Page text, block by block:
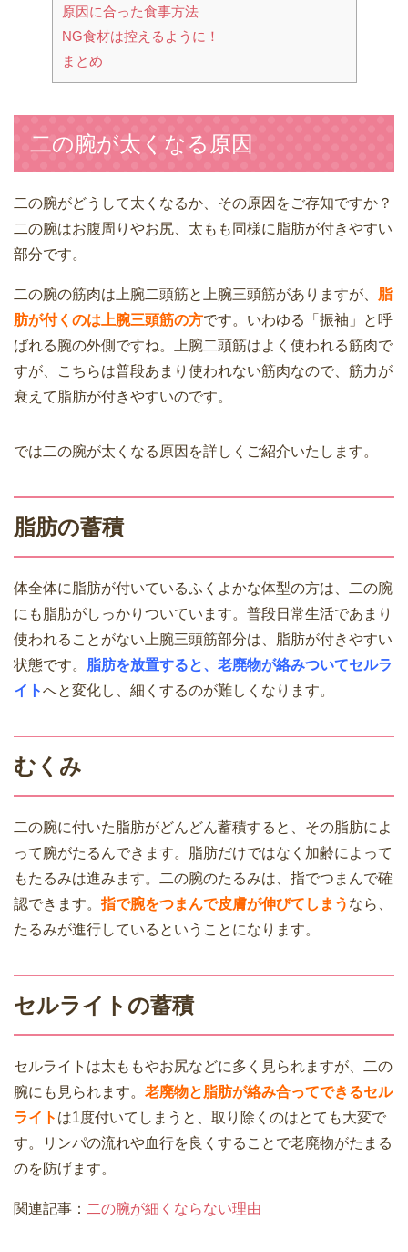
原因に合った食事方法
NG食材は控えるように！
まとめ
二の腕が太くなる原因
二の腕がどうして太くなるか、その原因をご存知ですか？
二の腕はお腹周りやお尻、太もも同様に脂肪が付きやすい
部分です。
二の腕の筋肉は上腕二頭筋と上腕三頭筋がありますが、 脂
肪が付くのは上腕三頭筋の方です。いわゆる「振袖」と呼
ばれる腕の外側ですね。上腕二頭筋はよく使われる筋肉で
すが、こちらは普段あまり使われない筋肉なので、筋力が
衰えて脂肪が付きやすいのです。
では二の腕が太くなる原因を詳しくご紹介いたします。
脂肪の蓄積
体全体に脂肪が付いているふくよかな体型の方は、二の腕
にも脂肪がしっかりついています。普段日常生活であまり
使われることがない上腕三頭筋部分は、脂肪が付きやすい
状態です。 脂肪を放置すると、老廃物が絡みついてセルラ
イトへと変化し、細くするのが難しくなります。
むくみ
二の腕に付いた脂肪がどんどん蓄積すると、その脂肪によ
って腕がたるんできます。脂肪だけではなく加齢によって
もたるみは進みます。二の腕のたるみは、指でつまんで確
認できます。指で腕をつまんで皮膚が伸びてしまう なら、
たるみが進行しているということになります。
セルライトの蓄積
セルライトは太ももやお尻などに多く見られますが、二の
腕にも見られます。 老廃物と脂肪が絡み合ってできるセル
ライト は1度付いてしまうと、取り除くのはとても大変で
す。リンパの流れや血行を良くすることで老廃物がたまる
のを防げます。
関連記事： 二の腕が細くならない理由